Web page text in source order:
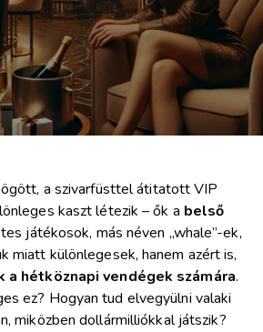
a szivarfüsttel átitatott VIP
kaszt létezik – ők a belső
játékosok, más néven „whale”-ek,
miatt különlegesek, hanem azért is,
hétköznapi vendégek számára.
ez? Hogyan tud elvegyülni valaki
miközben dollármilliókkal játszik?